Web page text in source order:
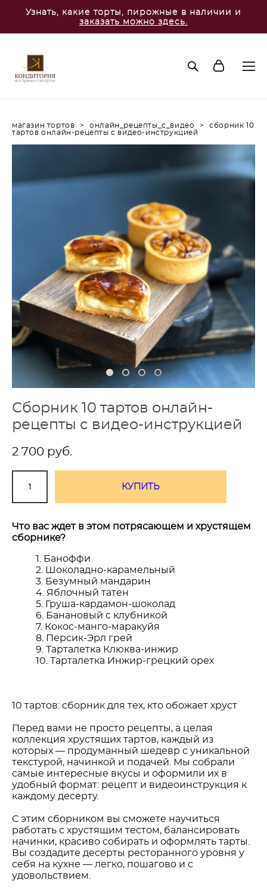
Узнать, какие торты, пирожные в наличии и
заказать можно здесь.
магазин тортов > онлайн_рецепты_с_видео >
сборник 10
тартов онлайн-рецепты с видео-инструкцией
Сборник 10 тартов онлайн-
рецепты с видео-инструкцией
2 700 pуб.
КУПИТЬ
Что вас ждет в этом потрясающем и хрустящем
сборнике?
Баноффи
Шоколадно-карамельный
Безумный мандарин
Яблочный татен
Груша-кардамон-шоколад
Банановый с клубникой
Кокос-манго-маракуйя
Персик-Эрл грей
Тарталетка Клюква-инжир
Тарталетка Инжир-грецкий орех
10 тартов: сборник для тех, кто обожает хруст
Перед вами не просто рецепты, а целая
коллекция хрустящих тартов, каждый из
которых — продуманный шедевр с уникальной
текстурой, начинкой и подачей. Мы собрали
самые интересные вкусы и оформили их в
удобный формат: рецепт и видеоинструкция к
каждому десерту.
С этим сборником вы сможете научиться
работать с хрустящим тестом, балансировать
начинки, красиво собирать и оформлять тарты.
Вы создадите десерты ресторанного уровня у
себя на кухне — легко, пошагово и с
удовольствием.